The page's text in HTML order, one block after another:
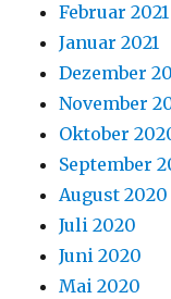
Februar 2021
Januar 2021
Dezember
November
Oktober
September
August 2020
Juli 2020
Juni 2020
Mai 2020